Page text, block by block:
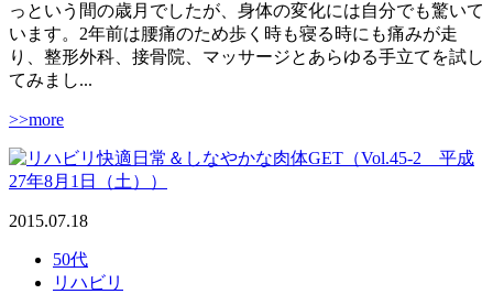
っという間の歳月でしたが、身体の変化には自分でも驚いて
います。2年前は腰痛のため歩く時も寝る時にも痛みが走
り、整形外科、接骨院、マッサージとあらゆる手立てを試し
てみまし...
>>more
2015.07.18
50代
リハビリ